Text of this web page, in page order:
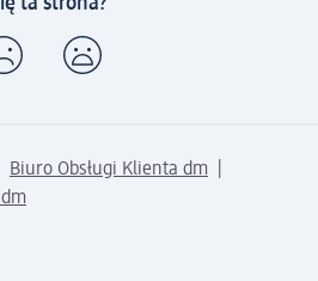
Biuro Obsługi Klienta dm